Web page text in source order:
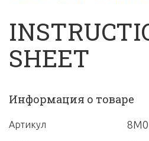
SHEET
Информация о товаре
Артикул